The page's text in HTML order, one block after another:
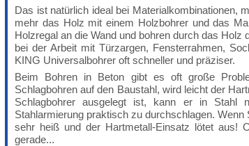
Das ist natürlich ideal bei Materialkombinationen,
mehr das Holz mit einem Holzbohrer und das
Holzregal an die Wand und bohren durch das
bei der Arbeit mit Türzargen, Fensterrahmen,
KING Universalbohrer oft schneller und präziser.
Beim Bohren in Beton gibt es oft große
Schlagbohren auf den Baustahl, wird leicht der
Schlagbohrer ausgelegt ist, kann er in Stahl
Stahlarmierung praktisch zu durchschlagen.
sehr heiß und der Hartmetall-Einsatz lötet aus!
gerade...